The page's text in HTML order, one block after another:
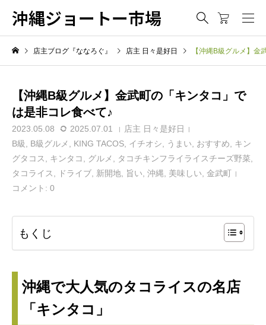
沖縄ジョートー市場
店主ブログ『ななろぐ』 店主 日々是好日 【沖縄B級グルメ】
【沖縄B級グルメ】金武町の「キンタコ」で
は是非コレ食べて♪
2023.05.08 2025.07.01
店主 日々是好日
B級
B級グルメ KING TACOS イチオシ うまい おすすめ
キン
グタコス
キンタコ グルメ タコチキンフライライスチーズ野菜
タコライス
ドライブ 新開地 旨い 沖縄 美味しい 金武町
コメント: 0
もくじ
沖縄で大人気のタコライスの名店
「キンタコ」